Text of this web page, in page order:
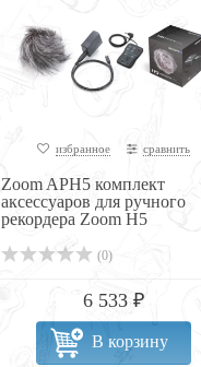
избранное сравнить
Zoom APH5 комплект
аксессуаров для ручного
рекордера Zoom H5
(0)
6 533 ₽
В корзину